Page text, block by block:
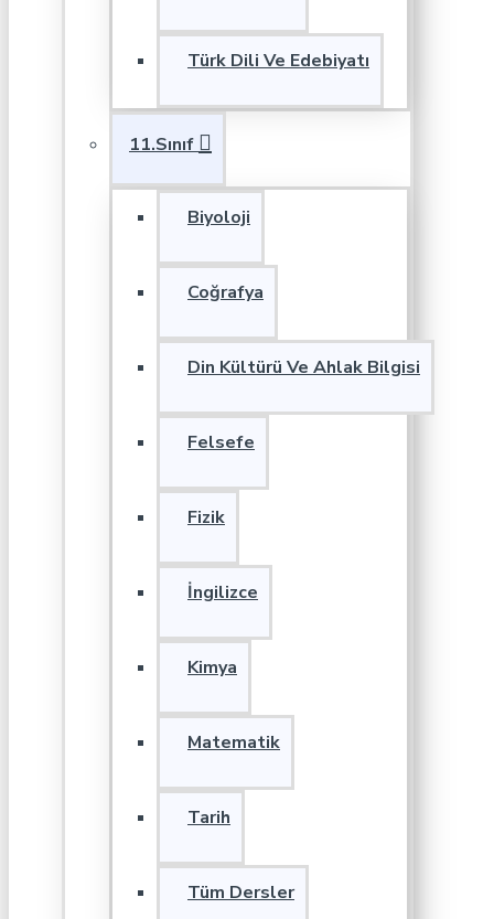
Türk Dili Ve Edebiyatı
11.Sınıf
Biyoloji
Coğrafya
Din Kültürü Ve Ahlak Bilgisi
Felsefe
Fizik
İngilizce
Kimya
Matematik
Tarih
Tüm Dersler